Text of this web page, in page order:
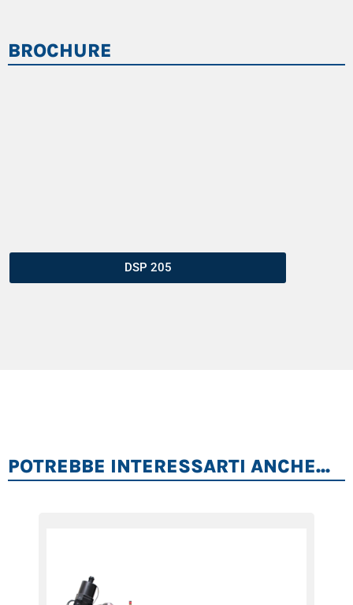
BROCHURE
DSP 205
POTREBBE INTERESSARTI ANCHE...